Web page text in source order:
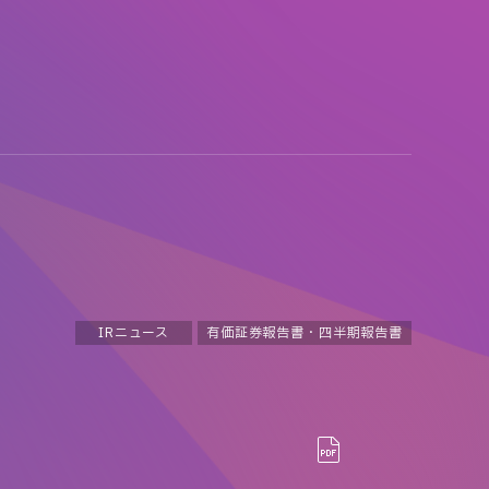
IRニュース 有価証券報告書・四半期報告書